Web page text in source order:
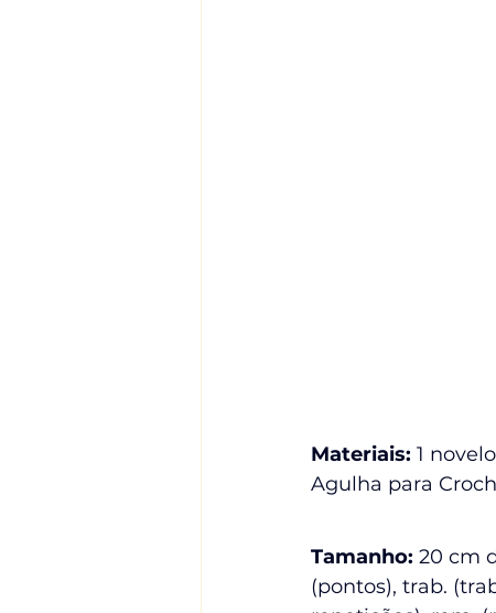
Materiais: 1
Agulha para
Tamanho: 20 cm
(pontos), trab.